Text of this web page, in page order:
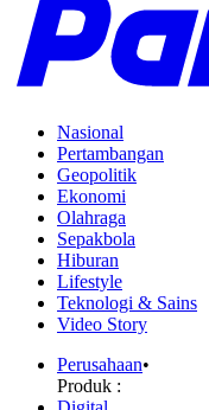
Nasional
Pertambangan
Geopolitik
Ekonomi
Olahraga
Sepakbola
Hiburan
Lifestyle
Teknologi & Sains
Video Story
Perusahaan•
Produk :